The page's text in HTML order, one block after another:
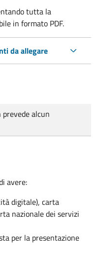
tutta la
in formato PDF.
da allegare
alcun
avere:
digitale), carta
nazionale dei servizi
per la presentazione